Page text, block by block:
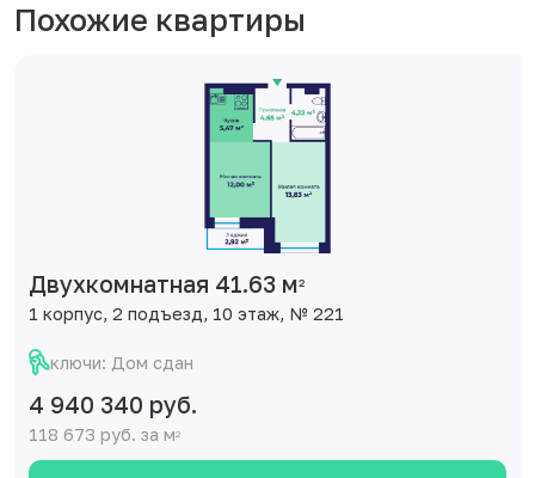
Похожие квартиры
Двухкомнатная 41.63 м2
1 корпус, 2 подъезд, 10 этаж, № 221
ключи: Дом сдан
4 940 340 руб.
118 673 руб. за м2